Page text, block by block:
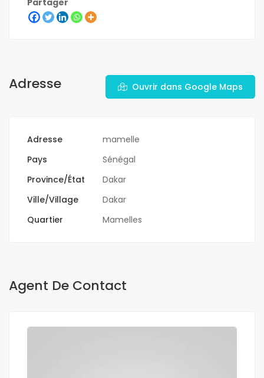
Partager
Adresse Ouvrir dans Google Maps
Adresse
mamelle
Pays
Sénégal
Province/État
Dakar
Ville/Village
Dakar
Quartier
Mamelles
Agent De Contact